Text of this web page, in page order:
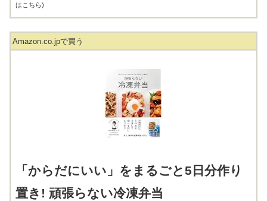
はこちら)
Amazon.co.jpで買う
「からだにいい」をまるごと5日分作り
置き! 頑張らない冷凍弁当